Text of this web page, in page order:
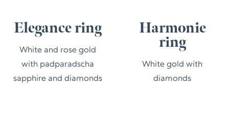
Elegance ring
White and rose gold
with padparadscha
sapphire and diamonds
Harmonie
ring
White gold with
diamonds